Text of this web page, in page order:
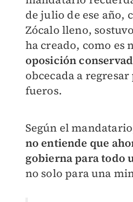
de julio de ese año,
Zócalo lleno,
ha creado, como es
oposición
obcecada a regresar
fueros.
Según el
no entiende que
gobierna para todo
no solo para una